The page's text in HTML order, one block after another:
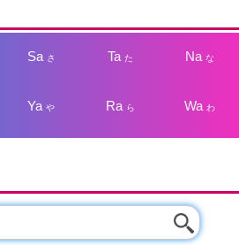
Sa さ Taた Na な
Yaや Ra ら Wa わ